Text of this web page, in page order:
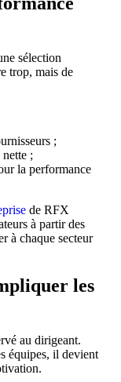
sélection
trop, mais de
;
;
la performance
de RFX
à partir des
à chaque secteur
les
au dirigeant.
équipes, il devient